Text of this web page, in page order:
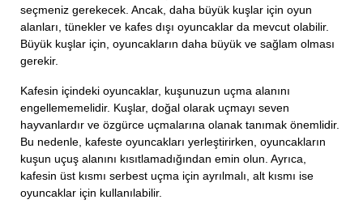
seçmeniz gerekecek. Ancak, daha büyük kuşlar için oyun
alanları, tünekler ve kafes dışı oyuncaklar da mevcut olabilir.
Büyük kuşlar için, oyuncakların daha büyük ve sağlam olması
gerekir.
Kafesin içindeki oyuncaklar, kuşunuzun uçma alanını
engellememelidir. Kuşlar, doğal olarak uçmayı seven
hayvanlardır ve özgürce uçmalarına olanak tanımak önemlidir.
Bu nedenle, kafeste oyuncakları yerleştirirken, oyuncakların
kuşun uçuş alanını kısıtlamadığından emin olun. Ayrıca,
kafesin üst kısmı serbest uçma için ayrılmalı, alt kısmı ise
oyuncaklar için kullanılabilir.